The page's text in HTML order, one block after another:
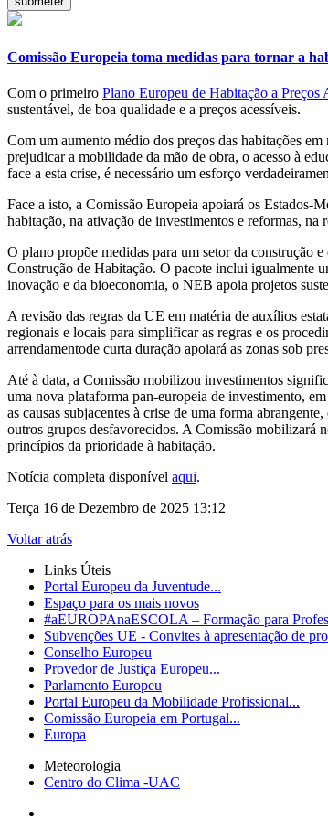
Comissão Europeia toma medidas para tornar a
Com o primeiro Plano Europeu de Habitação a Preços
sustentável, de boa qualidade e a preços acessíveis.
Com um aumento médio dos preços das habitações
prejudicar a mobilidade da mão de obra, o acesso à
face a esta crise, é necessário um esforço
Face a isto, a Comissão Europeia apoiará os Estados-
habitação, na ativação de investimentos e reformas, na
O plano propõe medidas para um setor da construção
Construção de Habitação. O pacote inclui igualmente
inovação e da bioeconomia, o NEB apoia projetos
A revisão das regras da UE em matéria de auxílios
regionais e locais para simplificar as regras e os
arrendamento­de curta duração apoiará as zonas sob
Até à data, a Comissão mobilizou investimentos
uma nova plataforma pan-europeia de investimento,
as causas subjacentes à crise de uma forma
outros grupos desfavorecidos. A Comissão mobilizará
princípios da prioridade à habitação.
Notícia completa disponível aqui.
Terça 16 de Dezembro de 2025 13:12
Voltar atrás
Links Úteis
Portal Europeu da Juventude...
Espaço para os mais novos
#aEUROPAnaESCOLA – Formação para
Subvenções UE - Convites à apresentação de
Conselho Europeu
Provedor de Justiça Europeu...
Parlamento Europeu
Portal Europeu da Mobilidade Profissional...
Comissão Europeia em Portugal...
Europa
Meteorologia
Centro do Clima -UAC